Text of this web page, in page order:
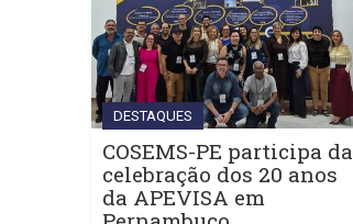
DESTAQUES
COSEMS-PE participa da
celebração dos 20 anos
da APEVISA em